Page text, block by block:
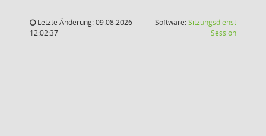
Letzte Änderung: 09.08.2026
12:02:37
Software:Sitzungsdienst
Session(Wird in